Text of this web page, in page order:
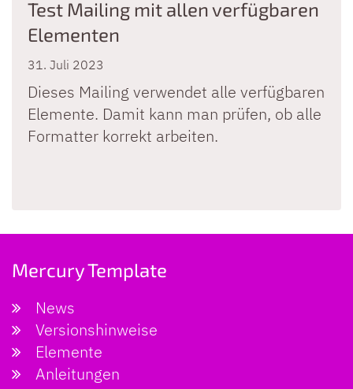
Test Mailing mit allen verfügbaren
Elementen
31. Juli 2023
Dieses Mailing verwendet alle verfügbaren
Elemente. Damit kann man prüfen, ob alle
Formatter korrekt arbeiten.
Mercury Template
News
Versionshinweise
Elemente
Anleitungen